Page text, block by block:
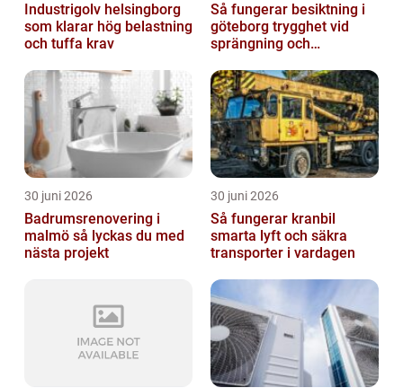
Industrigolv helsingborg
som klarar hög belastning
och tuffa krav
Så fungerar besiktning i
göteborg trygghet vid
sprängning och
30 juni 2026
Badrumsrenovering i
malmö så lyckas du med
nästa projekt
30 juni 2026
Så fungerar kranbil
smarta lyft och säkra
transporter i vardagen